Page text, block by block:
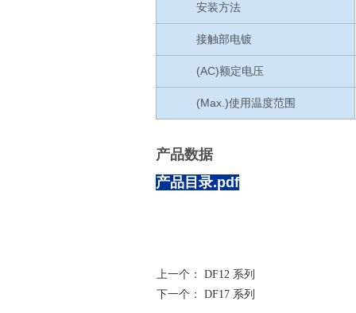
安装方法
接触部电镀
(AC)额定电压
(Max.)使用温度范围
产品数据
产品目录.pdf
上一个： DF12 系列
下一个： DF17 系列